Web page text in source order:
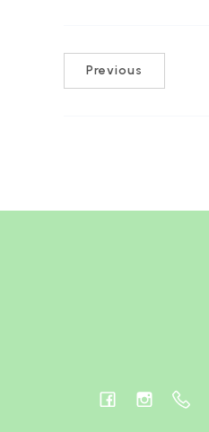
Previous